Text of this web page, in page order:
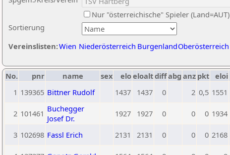
Sortierung
Nur "österreichische" Spieler (Land=AUT)
Vereinslisten:Wien Niederösterreich BurgenlandOberösterreich
No. pnr name sex eloeloaltdiffabg anz pkt eloi
1 139365 Bittner Rudolf 1437 1437 0 2 0,5 1551
2 101461 Buchegger
Josef Dr.
1927 1927 0 0 0 1934
3 102698 Fassl Erich 2131 2131 0 0 0 2168